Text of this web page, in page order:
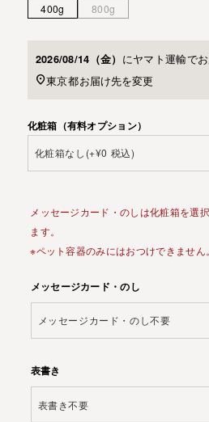
400g 800g
2026/08/14（金） にヤマト運輸で
東京都お届け先を変更
化粧箱（有料オプション）
メッセージカード・のしは化粧箱を選
ます。
※ペット容器のみにはおつけできません。
メッセージカード・のし
表書き